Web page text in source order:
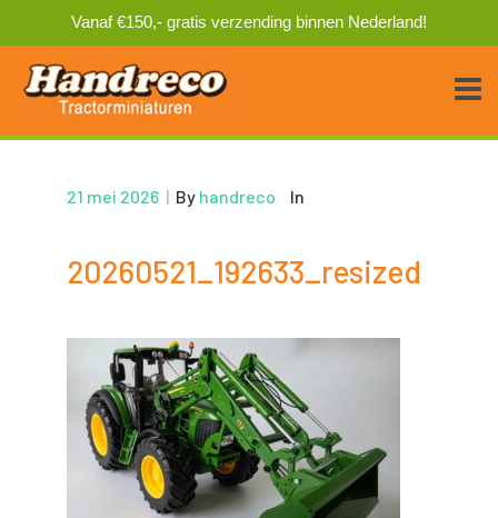
Vanaf €150,- gratis verzending binnen Nederland!
21 mei 2026 | By handreco In
20260521_192633_resized